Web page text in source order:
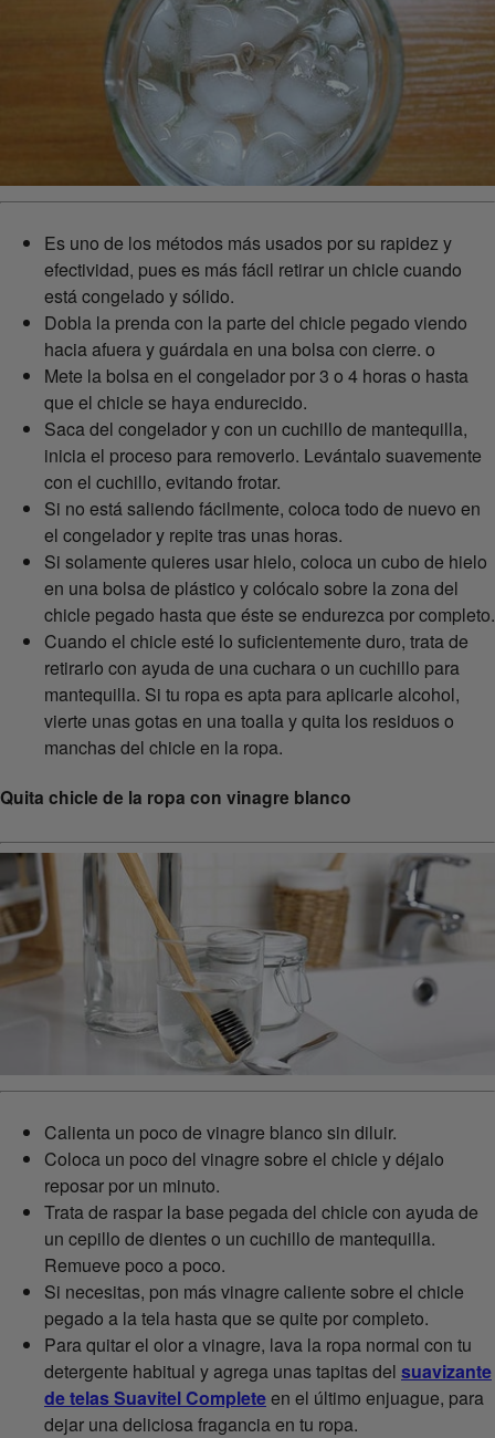
Es uno de los métodos más usados por su rapidez y
efectividad, pues es más fácil retirar un chicle cuando
está congelado y sólido.
Dobla la prenda con la parte del chicle pegado viendo
hacia afuera y guárdala en una bolsa con cierre. o
Mete la bolsa en el congelador por 3 o 4 horas o hasta
que el chicle se haya endurecido.
Saca del congelador y con un cuchillo de mantequilla,
inicia el proceso para removerlo. Levántalo suavemente
con el cuchillo, evitando frotar.
Si no está saliendo fácilmente, coloca todo de nuevo en
el congelador y repite tras unas horas.
Si solamente quieres usar hielo, coloca un cubo de hielo
en una bolsa de plástico y colócalo sobre la zona del
chicle pegado hasta que éste se endurezca por completo.
Cuando el chicle esté lo suficientemente duro, trata de
retirarlo con ayuda de una cuchara o un cuchillo para
mantequilla. Si tu ropa es apta para aplicarle alcohol,
vierte unas gotas en una toalla y quita los residuos o
manchas del chicle en la ropa.
Quita chicle de la ropa con vinagre blanco
Calienta un poco de vinagre blanco sin diluir.
Coloca un poco del vinagre sobre el chicle y déjalo
reposar por un minuto.
Trata de raspar la base pegada del chicle con ayuda de
un cepillo de dientes o un cuchillo de mantequilla.
Remueve poco a poco.
Si necesitas, pon más vinagre caliente sobre el chicle
pegado a la tela hasta que se quite por completo.
Para quitar el olor a vinagre, lava la ropa normal con tu
detergente habitual y agrega unas tapitas del suavizante
de telas Suavitel Completeen el último enjuague, para
dejar una deliciosa fragancia en tu ropa.